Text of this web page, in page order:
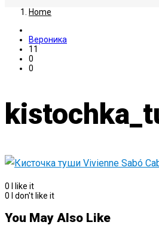
Home
Вероника
11
0
0
0
I like it
0
I don't like it
You May Also Like